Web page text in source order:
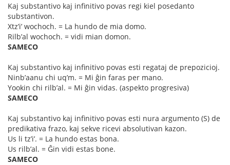
Kaj substantivo kaj infinitivo povas regi kiel posedanto
substantivon.
Xtz’i’ wochoch. = La hundo de mia domo.
Rilb’al wochoch. = vidi mian domon.
SAMECO
Kaj substantivo kaj infinitivo povas esti regataj de prepozicioj.
Ninb’aanu chi uq’m. = Mi ĝin faras per mano.
Yookin chi rilb’al. = Mi ĝin vidas. (aspekto progresiva)
SAMECO
Kaj substantivo kaj infinitivo povas esti nura argumento (S) de
predikativa frazo, kaj sekve ricevi absolutivan kazon.
Us li tz’i’. = La hundo estas bona.
Us rilb’al. = Ĝin vidi estas bone.
SAMECO